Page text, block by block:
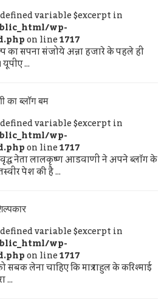
variable $excerpt in
wp-
on line1717
का सपना संजोये अन्ना हजारे के पहले ही
...
का ब्लॉग बम
variable $excerpt in
wp-
on line1717
नेता लालकृष्ण आडवाणी ने अपने ब्लॉग के
पेश की है ...
variable $excerpt in
wp-
on line1717
सबक लेना चाहिए कि मात्र राहुल के करिश्माई
...